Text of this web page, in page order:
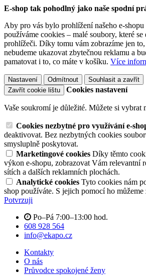
E-shop tak pohodlný jako naše spodní
Aby pro vás bylo prohlížení našeho e-
používáme cookies – malé soubory, které se
prohlížeči. Díky tomu vám zobrazíme jen
nebudeme ukazovat zbytečnou reklamu a
pamatovat i to, co máte v košíku. Více
Nastavení Odmítnout
Souhlasit a zavřít
Zavřít cookie lištu
Cookies nastavení
Vaše soukromí je důležité. Můžete si vybrat
Cookies nezbytné pro využívání e-
deaktivovat. Bez nezbytných cookies
smysluplně poskytovat.
Marketingové cookies Díky těmto
výkon e-shopu, zobrazovat Vám relevantní
sítích a dalších reklamních plochách.
Analytické cookies Tyto cookies nám
shop používáte. S jejich pomocí ho můžeme
Potvrzuji
Po–Pá 7:00–13:00 hod.
608 928 564
info@ekapo.cz
Kontakty
O nás
Průvodce spokojené ženy